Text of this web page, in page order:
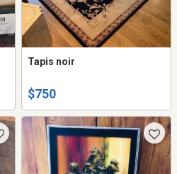
Tapis noir
$750